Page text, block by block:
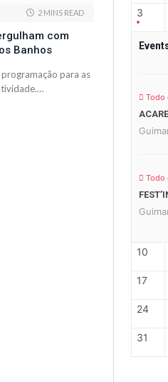
2 MINS READ
com
Banhos
para as
3
Todo
Todo
10
17
24
31